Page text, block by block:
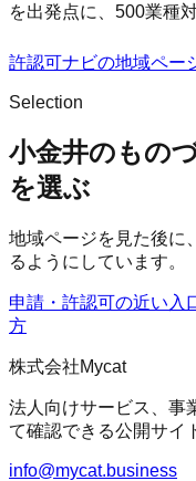
を出発点に、500業種
許認可ナビの地域ペー
Selection
小金井のもの
を選ぶ
地域ページを見た後に
るようにしています。
申請・許認可の近い入
方
株式会社Mycat
法人向けサービス、事
て確認できる公開サイ
info@mycat.business